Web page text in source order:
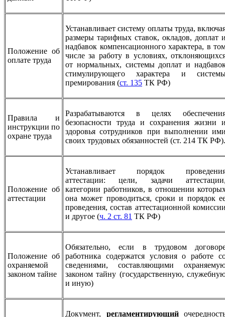
Положение об
оплате труда
Устанавливает систему оплаты труда,
размеры тарифных ставок, окладов, доплат
надбавок компенсационного характера, в
числе за работу в условиях,
от нормальных, системы доплат и
стимулирующего характера и
премирования (ст. 135 ТК РФ)
Правила и
инструкции по
охране труда
Разрабатываются в целях
безопасности труда и сохранения жизни
здоровья сотрудников при выполнении
своих трудовых обязанностей (ст. 214 ТК РФ).
Положение об
аттестации
Устанавливает порядок
аттестации: цели, задачи
категории работников, в отношении
она может проводиться, сроки и порядок
проведения, состав аттестационной
и другое (ч. 2 ст. 81 ТК РФ)
Положение об
охраняемой
законом тайне
Обязательно, если в трудовом
работника содержатся условия о работе
сведениями, составляющими
законом тайну (государственную,
и иную)
Документ, регламентирующий